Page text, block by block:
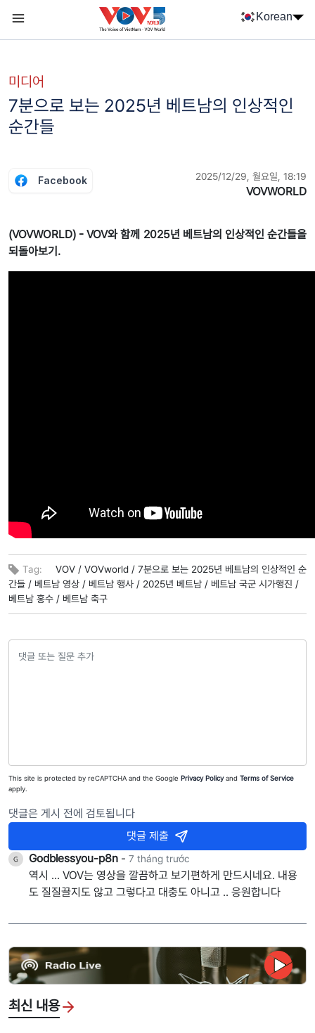
Korean
미디어
7분으로 보는 2025년 베트남의 인상적인
순간들
Facebook 2025/12/29, 월요일, 18:19
VOVWORLD
(VOVWORLD) - VOV와 함께 2025년 베트남의 인상적인 순간들을
되돌아보기.
Tag: VOV / VOVworld / 7분으로 보는 2025년 베트남의 인상적인 순
간들 / 베트남 영상 / 베트남 행사 / 2025년 베트남 / 베트남 국군 시가행진 /
베트남 홍수 / 베트남 축구
This site is protected by reCAPTCHA and the Google Privacy Policyand Terms of Service
apply.
댓글은 게시 전에 검토됩니다
댓글 제출
Godblessyou-p8n -7 tháng trước
역시 ... VOV는 영상을 깔끔하고 보기편하게 만드시네요. 내용
도 질질끌지도 않고 그렇다고 대충도 아니고 .. 응원합니다
최신 내용